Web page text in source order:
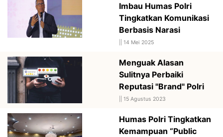
Imbau Humas Polri
Tingkatkan Komunikasi
Berbasis Narasi
14 Mei 2025
Menguak Alasan
Sulitnya Perbaiki
Reputasi "Brand" Polri
15 Agustus 2023
Humas Polri Tingkatkan
Kemampuan “Public